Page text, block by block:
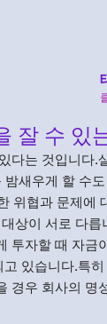
잘 수 있
다는 것입니다
새우게 할 수
위협과 문제
상이 서로 다
투자할 때 자
있습니다.특
경우 회사의